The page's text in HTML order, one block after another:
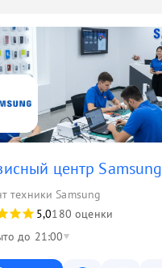
центр Samsung
техники Samsung
5,0180 оценки
до 21:00